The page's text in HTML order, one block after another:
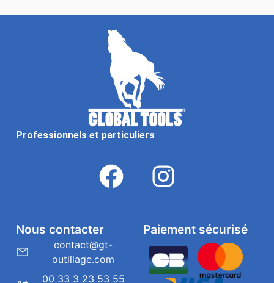
Professionnels et particuliers
Paiement sécurisé
Nous contacter
contact@gt-
outillage.com
00 33 3 23 53 55